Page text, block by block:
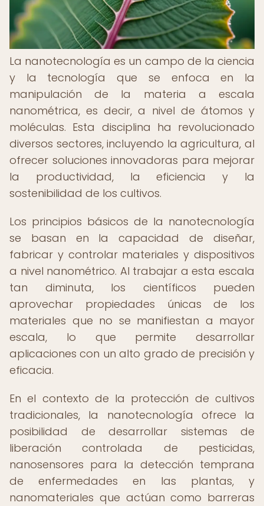
La nanotecnología es un campo de la ciencia
y la tecnología que se enfoca en la
manipulación de la materia a escala
nanométrica, es decir, a nivel de átomos y
moléculas. Esta disciplina ha revolucionado
diversos sectores, incluyendo la agricultura, al
ofrecer soluciones innovadoras para mejorar
la productividad, la eficiencia y la
sostenibilidad de los cultivos.
Los principios básicos de la nanotecnología
se basan en la capacidad de diseñar,
fabricar y controlar materiales y dispositivos
a nivel nanométrico. Al trabajar a esta escala
tan diminuta, los científicos pueden
aprovechar propiedades únicas de los
materiales que no se manifiestan a mayor
escala, lo que permite desarrollar
aplicaciones con un alto grado de precisión y
eficacia.
En el contexto de la protección de cultivos
tradicionales, la nanotecnología ofrece la
posibilidad de desarrollar sistemas de
liberación controlada de pesticidas,
nanosensores para la detección temprana
de enfermedades en las plantas, y
nanomateriales que actúan como barreras